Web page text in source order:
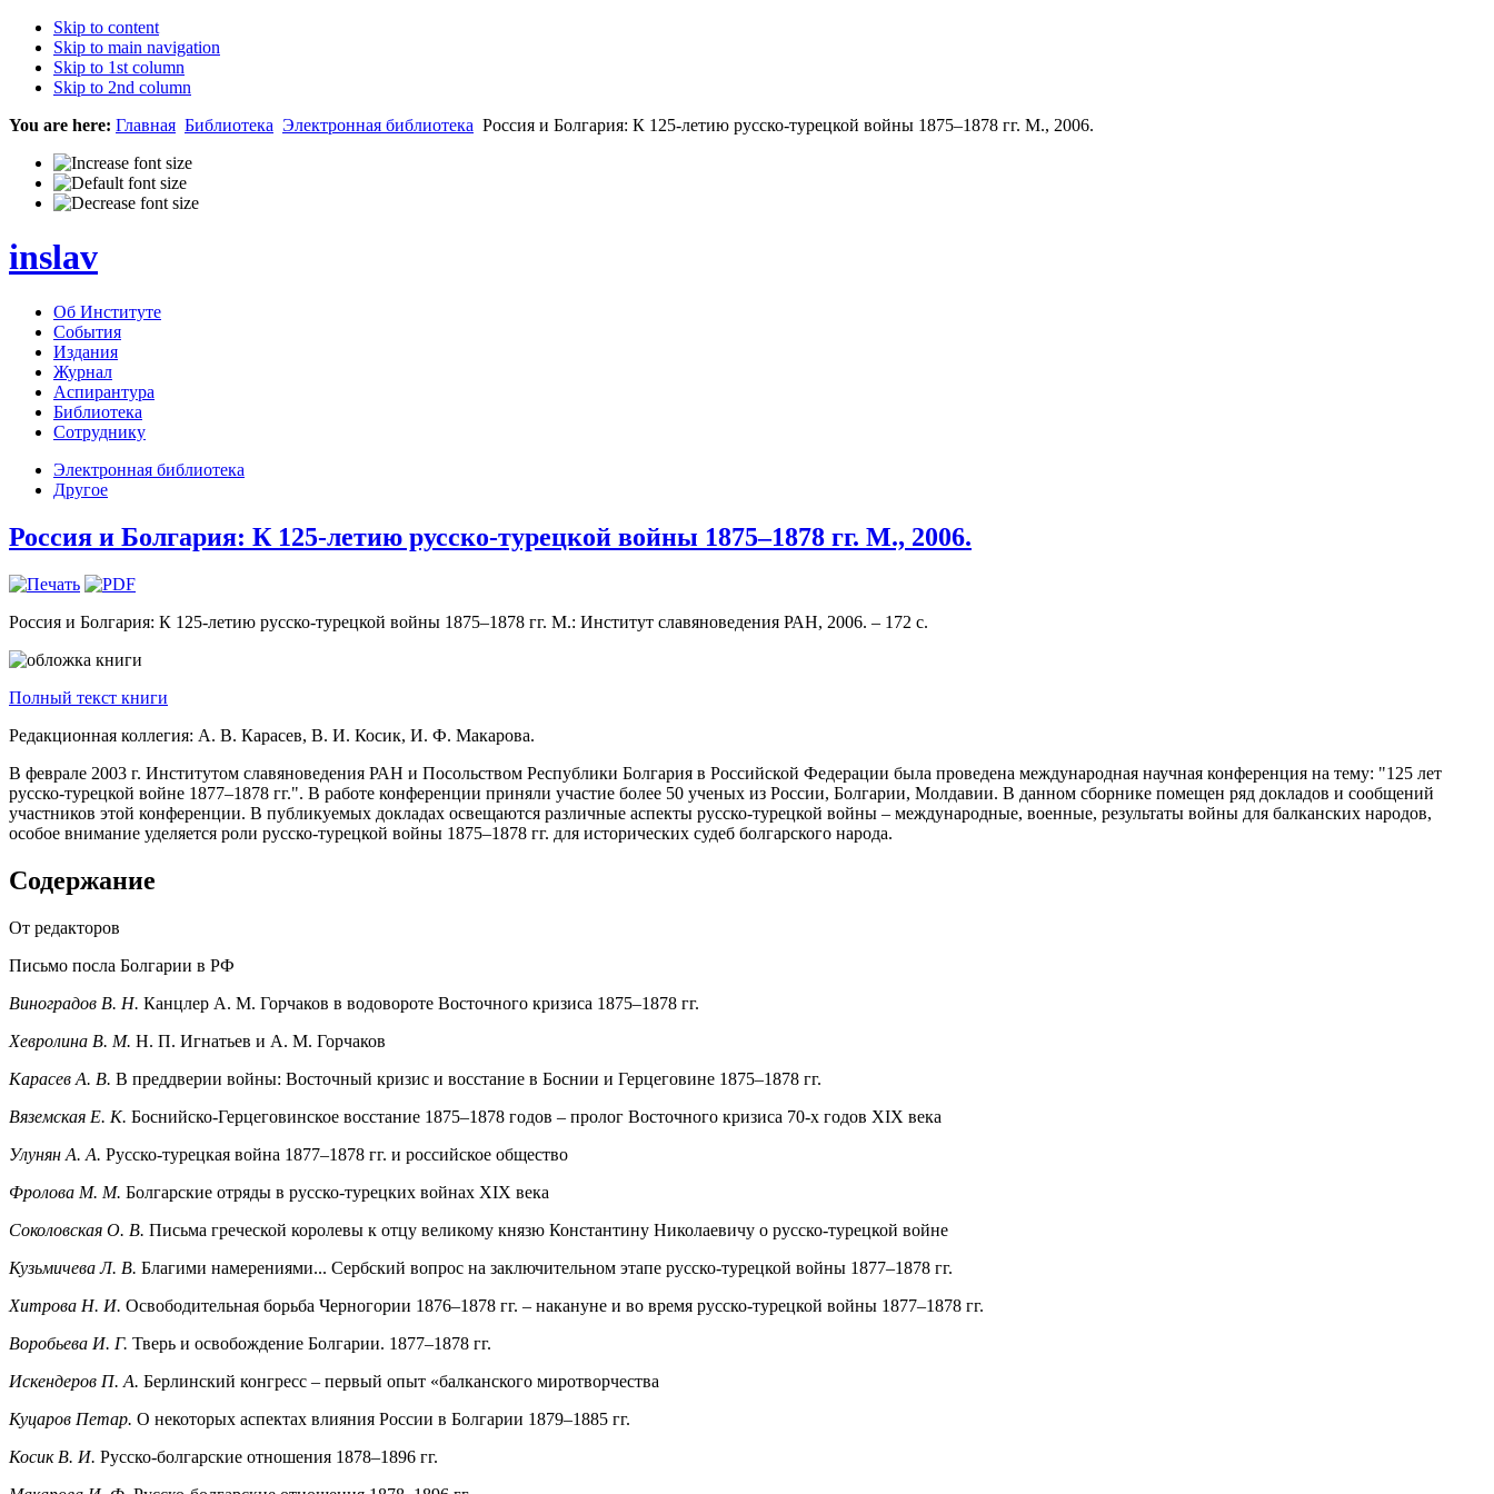
Skip to content
Skip to main navigation
Skip to 1st column
Skip to 2nd column
You are here: Главная Библиотека Электронная библиотека Россия и Болгария: К 125-летию русско-турецкой войны 1875–1878 гг. М., 2006.
inslav
Об Институте
События
Издания
Журнал
Аспирантура
Библиотека
Сотруднику
Электронная библиотека
Другое
Россия и Болгария: К 125-летию русско-турецкой войны 1875–1878 гг. М., 2006.
Россия и Болгария: К 125-летию русско-турецкой войны 1875–1878 гг. М.: Институт славяноведения РАН, 2006. – 172 с.
Полный текст книги
Редакционная коллегия: А. В. Карасев, В. И. Косик, И. Ф. Макарова.
В феврале 2003 г. Институтом славяноведения РАН и Посольством Республики Болгария в Российской Федерации была проведена международная научная конференция на тему: "125 лет
русско-турецкой войне 1877–1878 гг.". В работе конференции приняли участие более 50 ученых из России, Болгарии, Молдавии. В данном сборнике помещен ряд докладов и сообщений
участников этой конференции. В публикуемых докладах освещаются различные аспекты русско-турецкой войны – международные, военные, результаты войны для балканских народов,
особое внимание уделяется роли русско-турецкой войны 1875–1878 гг. для исторических судеб болгарского народа.
Содержание
От редакторов
Письмо посла Болгарии в РФ
Виноградов В. Н. Канцлер A. M. Горчаков в водовороте Восточного кризиса 1875–1878 гг.
Хевролина В. М. Н. П. Игнатьев и A. M. Горчаков
Карасев А. В. В преддверии войны: Восточный кризис и восстание в Боснии и Герцеговине 1875–1878 гг.
Вяземская Е. К. Боснийско-Герцеговинское восстание 1875–1878 годов – пролог Восточного кризиса 70-х годов XIX века
Улунян А. А. Русско-турецкая война 1877–1878 гг. и российское общество
Фролова М. М. Болгарские отряды в русско-турецких войнах XIX века
Соколовская О. В. Письма греческой королевы к отцу великому князю Константину Николаевичу о русско-турецкой войне
Кузьмичева Л. В. Благими намерениями... Сербский вопрос на заключительном этапе русско-турецкой войны 1877–1878 гг.
Хитрова Н. И. Освободительная борьба Черногории 1876–1878 гг. – накануне и во время русско-турецкой войны 1877–1878 гг.
Воробьева И. Г. Тверь и освобождение Болгарии. 1877–1878 гг.
Искендеров П. А. Берлинский конгресс – первый опыт «балканского миротворчества
Куцаров Петар. О некоторых аспектах влияния России в Болгарии 1879–1885 гг.
Косик В. И. Русско-болгарские отношения 1878–1896 гг.